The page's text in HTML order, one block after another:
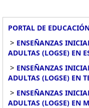
PORTAL DE
> ENSEÑANZAS
ADULTAS (LOGSE) EN
> ENSEÑANZAS
ADULTAS (LOGSE) EN
> ENSEÑANZAS
ADULTAS (LOGSE) EN